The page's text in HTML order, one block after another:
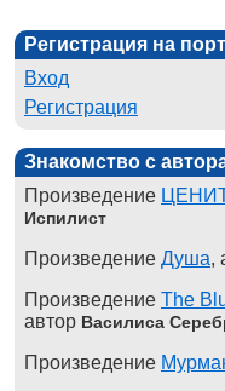
Регистрация на
Вход
Регистрация
Знакомство с
Произведение
Испилист
Произведение Душа,
Произведение The
автор Василиса
Произведение